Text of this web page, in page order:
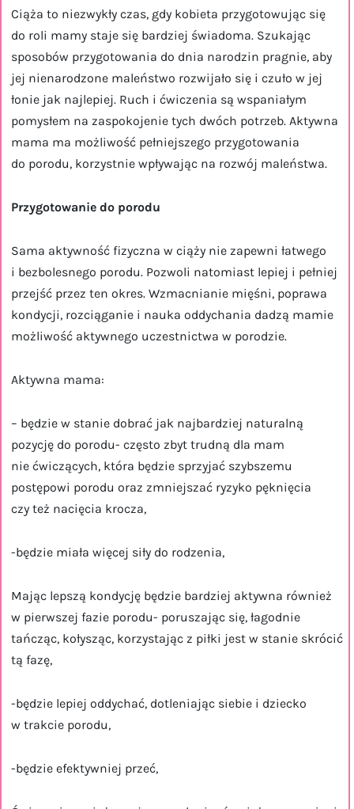
Ciąża to niezwykły czas, gdy kobieta przygotowując się
do roli mamy staje się bardziej świadoma. Szukając
sposobów przygotowania do dnia narodzin pragnie, aby
jej nienarodzone maleństwo rozwijało się i czuło w jej
łonie jak najlepiej. Ruch i ćwiczenia są wspaniałym
pomysłem na zaspokojenie tych dwóch potrzeb. Aktywna
mama ma możliwość pełniejszego przygotowania
do porodu, korzystnie wpływając na rozwój maleństwa.
Przygotowanie do porodu
Sama aktywność fizyczna w ciąży nie zapewni łatwego
i bezbolesnego porodu. Pozwoli natomiast lepiej i pełniej
przejść przez ten okres. Wzmacnianie mięśni, poprawa
kondycji, rozciąganie i nauka oddychania dadzą mamie
możliwość aktywnego uczestnictwa w porodzie.
Aktywna mama:
– będzie w stanie dobrać jak najbardziej naturalną
pozycję do porodu- często zbyt trudną dla mam
nie ćwiczących, która będzie sprzyjać szybszemu
postępowi porodu oraz zmniejszać ryzyko pęknięcia
czy też nacięcia krocza,
-będzie miała więcej siły do rodzenia,
Mając lepszą kondycję będzie bardziej aktywna również
w pierwszej fazie porodu- poruszając się, łagodnie
tańcząc, kołysząc, korzystając z piłki jest w stanie skrócić
tą fazę,
-będzie lepiej oddychać, dotleniając siebie i dziecko
w trakcie porodu,
-będzie efektywniej przeć,